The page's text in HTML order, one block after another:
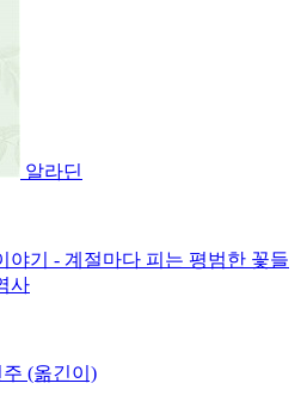
알라딘
야기 - 계절마다 피는 평범한 꽃들
사
(옮긴이)